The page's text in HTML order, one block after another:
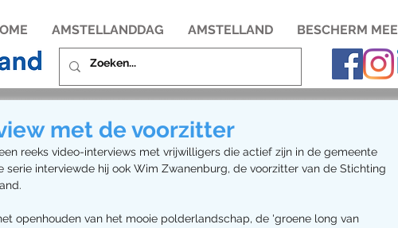
AMSTELLANDDAG AMSTELLAND BESCHERM MEE
met de voorzitter
reeks video-interviews met vrijwilligers die actief zijn in de gemeente
serie interviewde hij ook Wim Zwanenburg, de voorzitter van de Stichting
openhouden van het mooie polderlandschap, de 'groene long van